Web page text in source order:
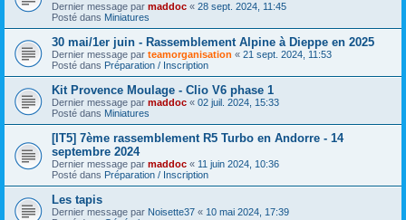
Dernier message par maddoc « 28 sept. 2024, 11:45
Posté dans Miniatures
30 mai/1er juin - Rassemblement Alpine à Dieppe en 2025
Dernier message par teamorganisation « 21 sept. 2024, 11:53
Posté dans Préparation / Inscription
Kit Provence Moulage - Clio V6 phase 1
Dernier message par maddoc « 02 juil. 2024, 15:33
Posté dans Miniatures
[IT5] 7ème rassemblement R5 Turbo en Andorre - 14
septembre 2024
Dernier message par maddoc « 11 juin 2024, 10:36
Posté dans Préparation / Inscription
Les tapis
Dernier message par Noisette37 « 10 mai 2024, 17:39